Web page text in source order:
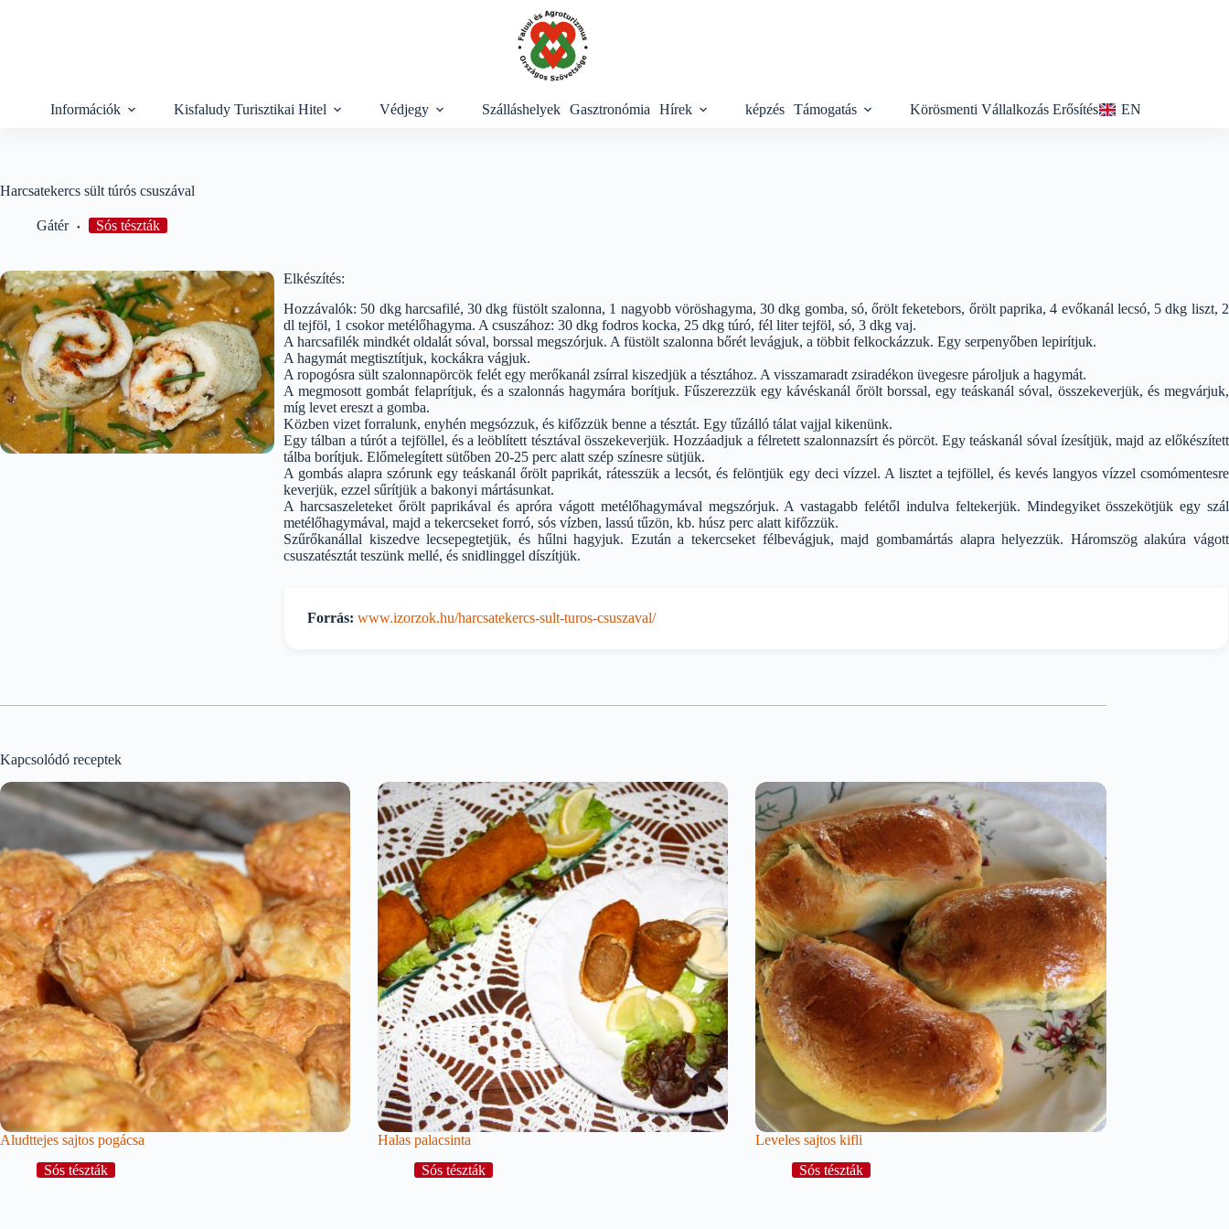
Információk Kisfaludy Turisztikai Hitel Védjegy Szálláshelyek Gasztronómia Hírek képzés Támogatás Körösmenti Vállalkozás Erősítés EN
Harcsatekercs sült túrós csuszával
Gátér Sós tészták
Elkészítés:
Hozzávalók: 50 dkg harcsafilé, 30 dkg füstölt szalonna, 1 nagyobb vöröshagyma, 30 dkg gomba, só, őrölt feketebors, őrölt paprika, 4 evőkanál lecsó, 5 dkg liszt, 2
dl tejföl, 1 csokor metélőhagyma. A csuszához: 30 dkg fodros kocka, 25 dkg túró, fél liter tejföl, só, 3 dkg vaj.
A harcsafilék mindkét oldalát sóval, borssal megszórjuk. A füstölt szalonna bőrét levágjuk, a többit felkockázzuk. Egy serpenyőben lepirítjuk.
A hagymát megtisztítjuk, kockákra vágjuk.
A ropogósra sült szalonnapörcök felét egy merőkanál zsírral kiszedjük a tésztához. A visszamaradt zsiradékon üvegesre pároljuk a hagymát.
A megmosott gombát felaprítjuk, és a szalonnás hagymára borítjuk. Fűszerezzük egy kávéskanál őrölt borssal, egy teáskanál sóval, összekeverjük, és megvárjuk,
míg levet ereszt a gomba.
Közben vizet forralunk, enyhén megsózzuk, és kifőzzük benne a tésztát. Egy tűzálló tálat vajjal kikenünk.
Egy tálban a túrót a tejföllel, és a leöblített tésztával összekeverjük. Hozzáadjuk a félretett szalonnazsírt és pörcöt. Egy teáskanál sóval ízesítjük, majd az előkészített
tálba borítjuk. Előmelegített sütőben 20-25 perc alatt szép színesre sütjük.
A gombás alapra szórunk egy teáskanál őrölt paprikát, rátesszük a lecsót, és felöntjük egy deci vízzel. A lisztet a tejföllel, és kevés langyos vízzel csomómentesre
keverjük, ezzel sűrítjük a bakonyi mártásunkat.
A harcsaszeleteket őrölt paprikával és apróra vágott metélőhagymával megszórjuk. A vastagabb felétől indulva feltekerjük. Mindegyiket összekötjük egy szál
metélőhagymával, majd a tekercseket forró, sós vízben, lassú tűzön, kb. húsz perc alatt kifőzzük.
Szűrőkanállal kiszedve lecsepegtetjük, és hűlni hagyjuk. Ezután a tekercseket félbevágjuk, majd gombamártás alapra helyezzük. Háromszög alakúra vágott
csuszatésztát teszünk mellé, és snidlinggel díszítjük.
Forrás: www.izorzok.hu/harcsatekercs-sult-turos-csuszaval/
Kapcsolódó receptek
Aludttejes sajtos pogácsa
Sós tészták
Halas palacsinta
Sós tészták
Leveles sajtos kifli
Sós tészták